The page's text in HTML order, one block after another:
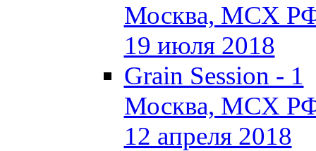
Москва, МСХ
19 июля 2018
Grain Session - 1
Москва, МСХ
12 апреля 2018